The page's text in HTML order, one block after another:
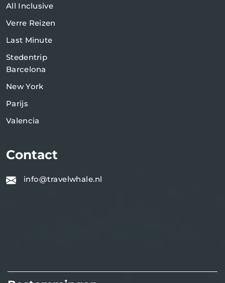
All Inclusive
Verre Reizen
Last Minute
Stedentrip
Barcelona
New York
Parijs
Valencia
Contact
info@travelwhale.nl